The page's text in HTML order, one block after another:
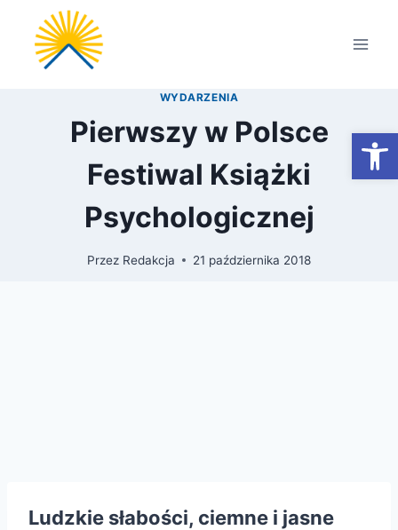
Przejdź
treści
WYDARZENIA
Pierwszy w Polsce
Festiwal Książki
Psychologicznej
Przez Redakcja 21 października 2018
Ludzkie słabości, ciemne i jasne